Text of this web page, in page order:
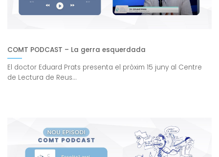
COMT PODCAST – La gerra esquerdada
El doctor Eduard Prats presenta el pròxim 15 juny al Centre
de Lectura de Reus...